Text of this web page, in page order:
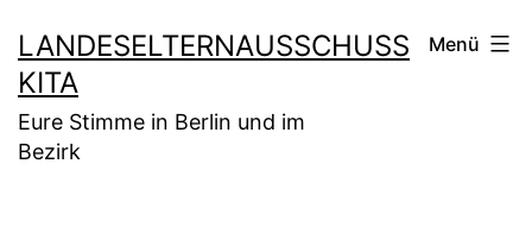
Inhalt
springen
LANDESELTERNAUSSCHUSS
KITA
Eure Stimme in Berlin und im
Bezirk
Menü